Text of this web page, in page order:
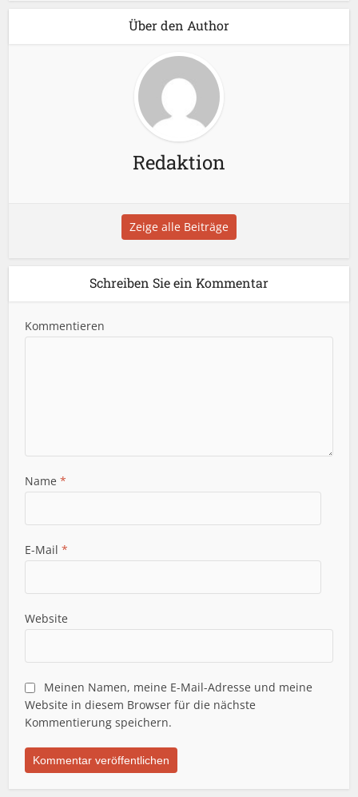
Über den Author
Redaktion
Zeige alle Beiträge
Schreiben Sie ein Kommentar
Kommentieren
Name*
E-Mail*
Website
Meinen Namen, meine E-Mail-Adresse und meine
Website in diesem Browser für die nächste
Kommentierung speichern.